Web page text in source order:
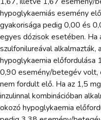
hypoglykaemiás esemény
gyakorisága pedig 0,00 és
egyes dózisok esetében. Ha
szulfonilureával
hypoglykaemia előfordulása
0,90 esemény/betegév volt,
nem fordult elő. Ha az 1,5
inzulinnal kombinációban
okozó hypoglykaemia